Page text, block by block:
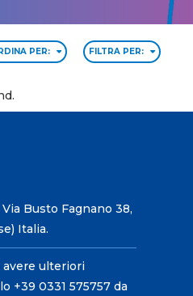
PER: FILTRA PER:
Busto Fagnano 38,
Italia.
avere ulteriori
+39 0331 575757 da